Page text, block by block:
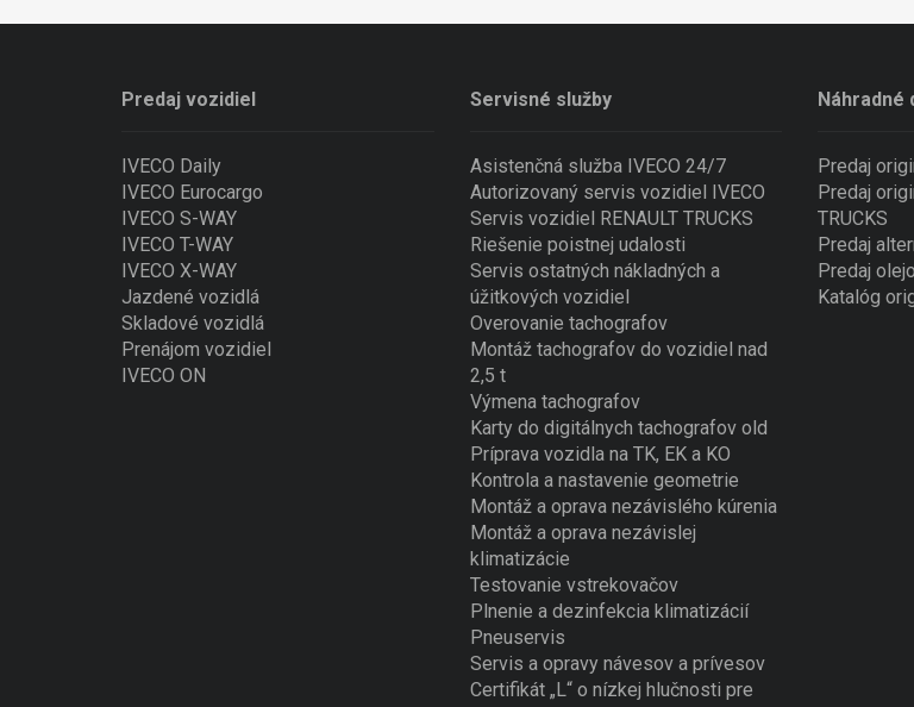
Predaj vozidiel
IVECO Daily
IVECO Eurocargo
IVECO S-WAY
IVECO T-WAY
IVECO X-WAY
Jazdené vozidlá
Skladové vozidlá
Prenájom vozidiel
IVECO ON
Servisné služby
Asistenčná služba IVECO 24/7
Autorizovaný servis vozidiel IVECO
Servis vozidiel RENAULT TRUCKS
Riešenie poistnej udalosti
Servis ostatných nákladných a
úžitkových vozidiel
Overovanie tachografov
Montáž tachografov do vozidiel nad
2,5 t
Výmena tachografov
Karty do digitálnych tachografov old
Príprava vozidla na TK, EK a KO
Kontrola a nastavenie geometrie
Montáž a oprava nezávislého kúrenia
Montáž a oprava nezávislej
klimatizácie
Testovanie vstrekovačov
Plnenie a dezinfekcia klimatizácií
Pneuservis
Servis a opravy návesov a prívesov
Certifikát „L“ o nízkej hlučnosti pre
Náhradné
Predaj
Predaj
TRUCKS
Predaj
Predaj
Katalóg